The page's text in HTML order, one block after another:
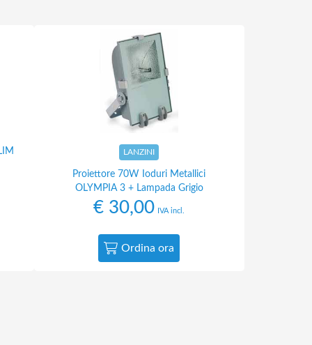
LANZINI
Proiettore 70W Ioduri Metallici
OLYMPIA 3 + Lampada Grigio
€ 30,00 IVA incl.
Ordina ora